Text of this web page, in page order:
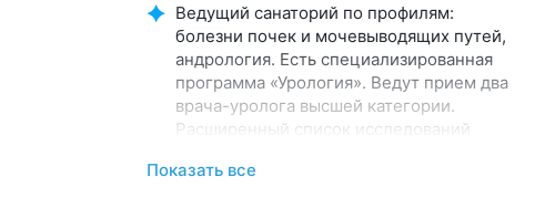
Ведущий санаторий по профилям:
болезни почек и мочевыводящих путей,
андрология. Есть специализированная
программа «Урология». Ведут прием два
врача-уролога высшей категории.
Расширенный список исследований
Мустанг, Яровит, Интратон, Интрамаг,
Показать все